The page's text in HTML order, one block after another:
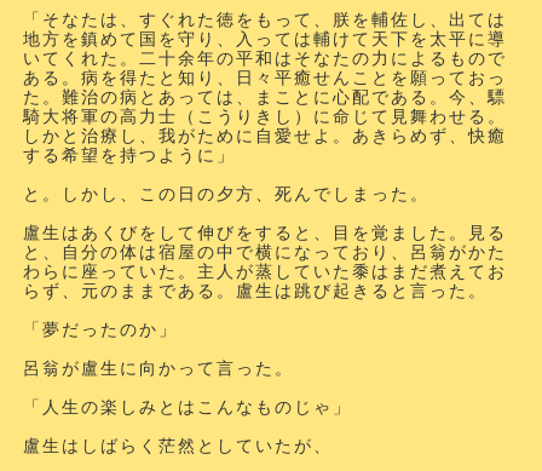
「そなたは、すぐれた徳をもって、朕を輔佐し、出ては
地方を鎮めて国を守り、入っては輔けて天下を太平に導
いてくれた。二十余年の平和はそなたの力によるもので
ある。病を得たと知り、日々平癒せんことを願っておっ
た。難治の病とあっては、まことに心配である。今、驃
騎大将軍の高力士（こうりきし）に命じて見舞わせる。
しかと治療し、我がために自愛せよ。あきらめず、快癒
する希望を持つように」
と。しかし、この日の夕方、死んでしまった。
盧生はあくびをして伸びをすると、目を覚ました。見る
と、自分の体は宿屋の中で横になっており、呂翁がかた
わらに座っていた。主人が蒸していた黍はまだ煮えてお
らず、元のままである。盧生は跳び起きると言った。
「夢だったのか」
呂翁が盧生に向かって言った。
「人生の楽しみとはこんなものじゃ」
盧生はしばらく茫然としていたが、